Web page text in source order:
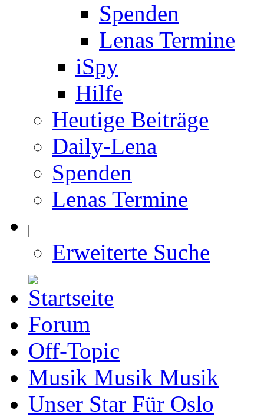
Spenden
Lenas Termine
iSpy
Hilfe
Heutige Beiträge
Daily-Lena
Spenden
Lenas Termine
Erweiterte Suche
Forum
Off-Topic
Musik Musik Musik
Unser Star Für Oslo